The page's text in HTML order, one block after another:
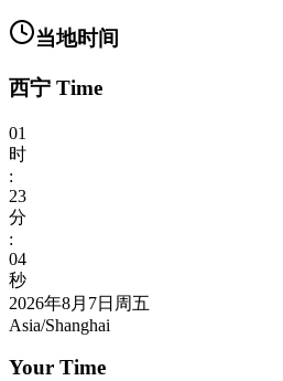
当地时间
西宁 Time
01
时
:
23
分
:
06
秒
2026年8月7日周五
Asia/Shanghai
Your Time